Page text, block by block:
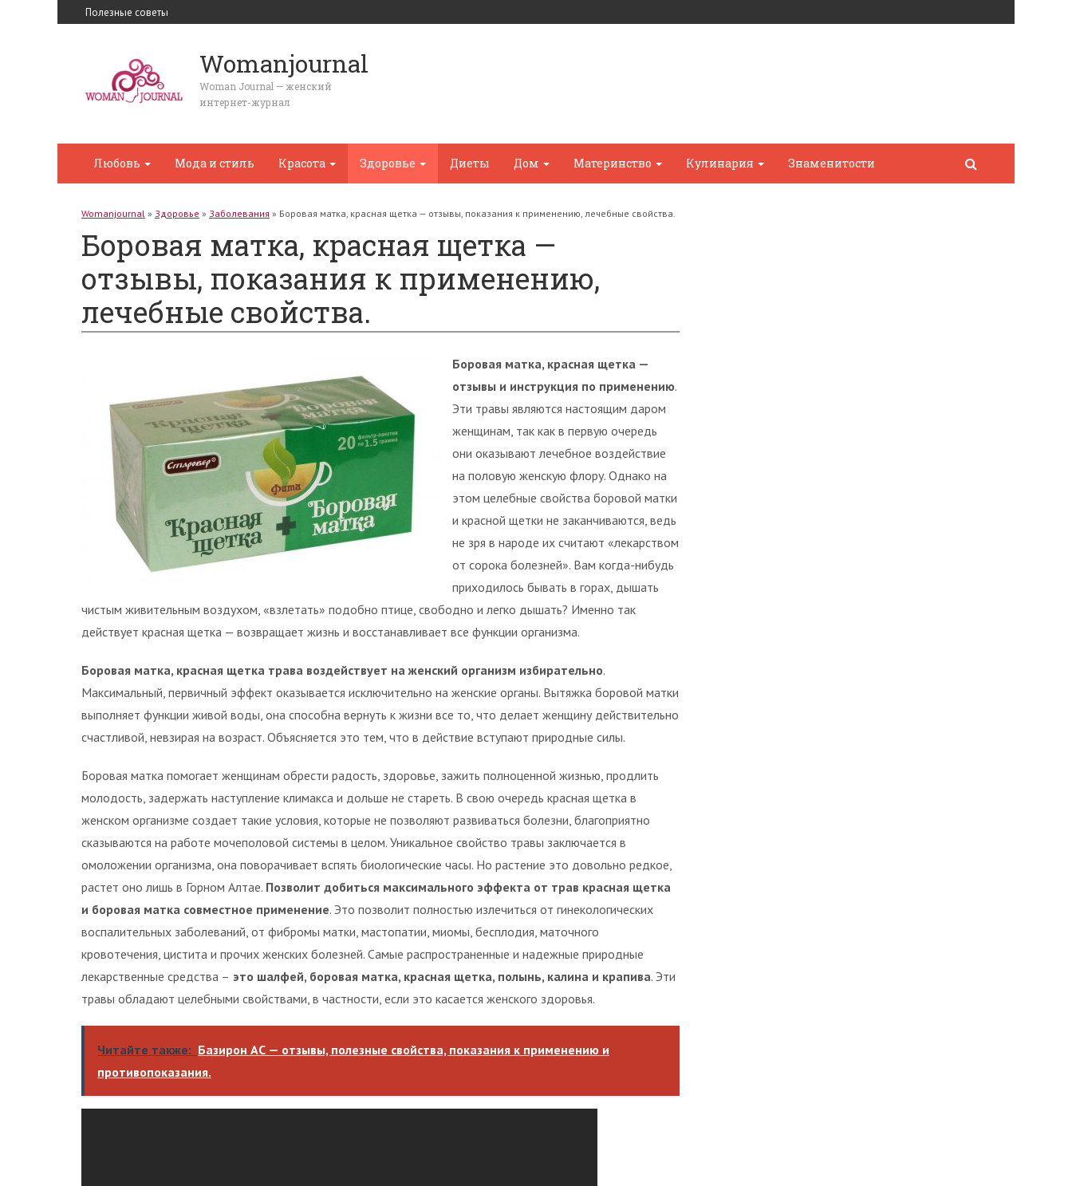
Полезные советы
Womanjournal
Woman Journal — женский
интернет-журнал
Любовь Мода и стиль Красота Здоровье Диеты Дом Материнство Кулинария Знаменитости
Womanjournal » Здоровье » Заболевания » Боровая матка, красная щетка — отзывы, показания к применению, лечебные свойства.
Боровая матка, красная щетка —
отзывы, показания к применению,
лечебные свойства.
Боровая матка, красная щетка —
отзывы и инструкция по применению.
Эти травы являются настоящим даром
женщинам, так как в первую очередь
они оказывают лечебное воздействие
на половую женскую флору. Однако на
этом целебные свойства боровой матки
и красной щетки не заканчиваются, ведь
не зря в народе их считают «лекарством
от сорока болезней». Вам когда-нибудь
приходилось бывать в горах, дышать
чистым живительным воздухом, «взлетать» подобно птице, свободно и легко дышать? Именно так
действует красная щетка — возвращает жизнь и восстанавливает все функции организма.
Боровая матка, красная щетка трава воздействует на женский организм избирательно.
Максимальный, первичный эффект оказывается исключительно на женские органы. Вытяжка боровой матки
выполняет функции живой воды, она способна вернуть к жизни все то, что делает женщину действительно
счастливой, невзирая на возраст. Объясняется это тем, что в действие вступают природные силы.
Боровая матка помогает женщинам обрести радость, здоровье, зажить полноценной жизнью, продлить
молодость, задержать наступление климакса и дольше не стареть. В свою очередь красная щетка в
женском организме создает такие условия, которые не позволяют развиваться болезни, благоприятно
сказываются на работе мочеполовой системы в целом. Уникальное свойство травы заключается в
омоложении организма, она поворачивает вспять биологические часы. Но растение это довольно редкое,
растет оно лишь в Горном Алтае. Позволит добиться максимального эффекта от трав красная щетка
и боровая матка совместное применение. Это позволит полностью излечиться от гинекологических
воспалительных заболеваний, от фибромы матки, мастопатии, миомы, бесплодия, маточного
кровотечения, цистита и прочих женских болезней. Самые распространенные и надежные природные
лекарственные средства – это шалфей, боровая матка, красная щетка, полынь, калина и крапива. Эти
травы обладают целебными свойствами, в частности, если это касается женского здоровья.
Читайте также: Базирон АС — отзывы, полезные свойства, показания к применению и
противопоказания.